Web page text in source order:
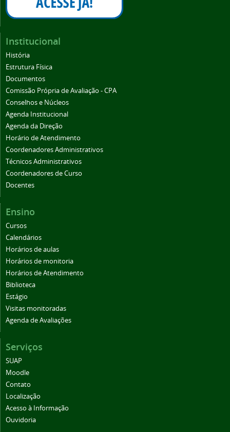
Institucional
História
Estrutura Física
Documentos
Comissão Própria de Avaliação - CPA
Conselhos e Núcleos
Agenda Institucional
Agenda da Direção
Horário de Atendimento
Coordenadores Administrativos
Técnicos Administrativos
Coordenadores de Curso
Docentes
Ensino
Cursos
Calendários
Horários de aulas
Horários de monitoria
Horários de Atendimento
Biblioteca
Estágio
Visitas monitoradas
Agenda de Avaliações
Serviços
SUAP
Moodle
Contato
Localização
Acesso à Informação
Ouvidoria